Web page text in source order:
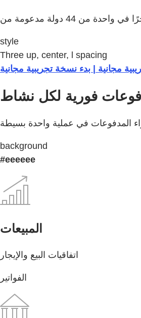
style
Three up, center, l spacing
background
#eeeeee
المبيعات
اتفاقيات البيع والإيجار
الفواتير